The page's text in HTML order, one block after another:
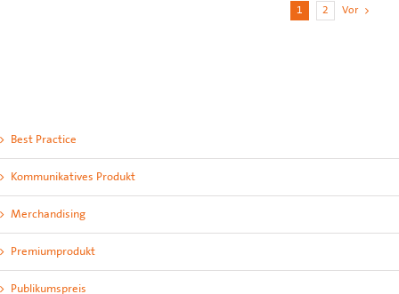
1 2 Vor
Best Practice
Kommunikatives Produkt
Merchandising
Premiumprodukt
Publikumspreis